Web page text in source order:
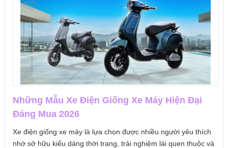
Những Mẫu Xe Điện Giống Xe Máy Hiện Đại
Đáng Mua 2026
Xe điện giống xe máy là lựa chọn được nhiều người yêu thích
nhờ sở hữu kiểu dáng thời trang, trải nghiệm lái quen thuộc và